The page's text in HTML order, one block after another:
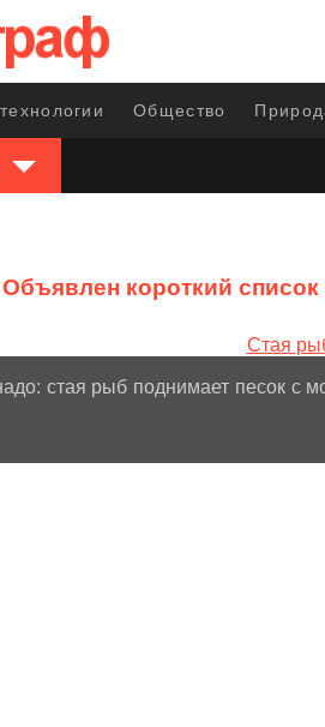
Общество
Объявлен короткий
стая рыб поднимает песок с